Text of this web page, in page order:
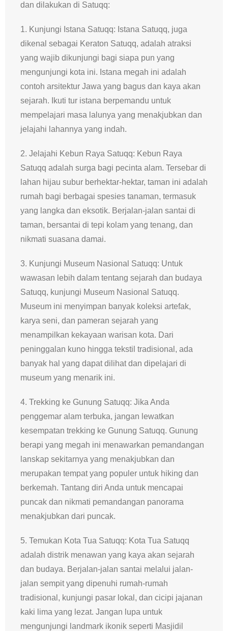
dan dilakukan di Satuqq:
1. Kunjungi Istana Satuqq: Istana Satuqq, juga
dikenal sebagai Keraton Satuqq, adalah atraksi
yang wajib dikunjungi bagi siapa pun yang
mengunjungi kota ini. Istana megah ini adalah
contoh arsitektur Jawa yang bagus dan kaya akan
sejarah. Ikuti tur istana berpemandu untuk
mempelajari masa lalunya yang menakjubkan dan
jelajahi lahannya yang indah.
2. Jelajahi Kebun Raya Satuqq: Kebun Raya
Satuqq adalah surga bagi pecinta alam. Tersebar di
lahan hijau subur berhektar-hektar, taman ini adalah
rumah bagi berbagai spesies tanaman, termasuk
yang langka dan eksotik. Berjalan-jalan santai di
taman, bersantai di tepi kolam yang tenang, dan
nikmati suasana damai.
3. Kunjungi Museum Nasional Satuqq: Untuk
wawasan lebih dalam tentang sejarah dan budaya
Satuqq, kunjungi Museum Nasional Satuqq.
Museum ini menyimpan banyak koleksi artefak,
karya seni, dan pameran sejarah yang
menampilkan kekayaan warisan kota. Dari
peninggalan kuno hingga tekstil tradisional, ada
banyak hal yang dapat dilihat dan dipelajari di
museum yang menarik ini.
4. Trekking ke Gunung Satuqq: Jika Anda
penggemar alam terbuka, jangan lewatkan
kesempatan trekking ke Gunung Satuqq. Gunung
berapi yang megah ini menawarkan pemandangan
lanskap sekitarnya yang menakjubkan dan
merupakan tempat yang populer untuk hiking dan
berkemah. Tantang diri Anda untuk mencapai
puncak dan nikmati pemandangan panorama
menakjubkan dari puncak.
5. Temukan Kota Tua Satuqq: Kota Tua Satuqq
adalah distrik menawan yang kaya akan sejarah
dan budaya. Berjalan-jalan santai melalui jalan-
jalan sempit yang dipenuhi rumah-rumah
tradisional, kunjungi pasar lokal, dan cicipi jajanan
kaki lima yang lezat. Jangan lupa untuk
mengunjungi landmark ikonik seperti Masjidil